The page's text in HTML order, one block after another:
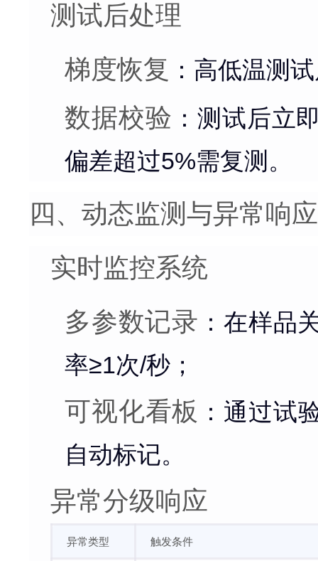
测试后处理
梯度恢复 ：高低温测
数据校验 ：测试后立
偏差超过5%需复测。
四、动态监测与异常响
实时监控系统
多参数记录 ：在样品
率≥1次/秒；
可视化看板 ：通过试
自动标记。
异常分级响应
异常类型 触发条件